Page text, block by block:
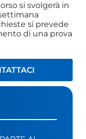
si svolgerà in
si prevede
di una prova